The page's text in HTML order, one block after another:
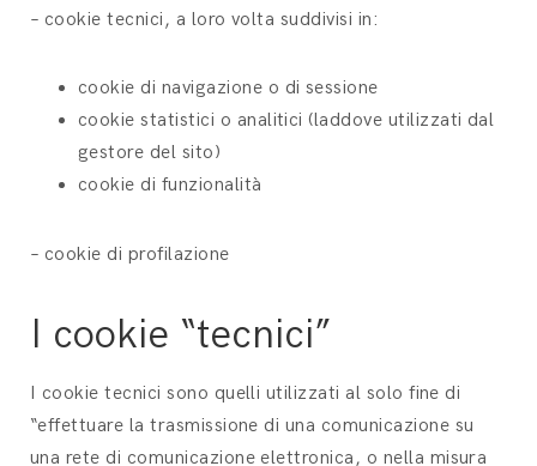
– cookie tecnici, a loro volta suddivisi in:
cookie di navigazione o di sessione
cookie statistici o analitici (laddove utilizzati dal
gestore del sito)
cookie di funzionalità
– cookie di profilazione
I cookie “tecnici”
I cookie tecnici sono quelli utilizzati al solo fine di
“effettuare la trasmissione di una comunicazione su
una rete di comunicazione elettronica, o nella misura